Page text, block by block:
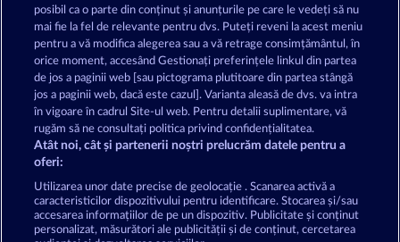
Termeni și condiții
Declarație de confidențialitate
Asistență tehnică Firmă
Trimite Cererea de Retragere
posibil ca o parte din conținut și anunțurile pe care le vedeți să nu
mai fie la fel de relevante pentru dvs. Puteți reveni la acest meniu
pentru a vă modifica alegerea sau a vă retrage consimțământul, în
orice moment, accesând Gestionați preferințele linkul din partea
de jos a paginii web [sau pictograma plutitoare din partea stângă
jos a paginii web, dacă este cazul]. Varianta aleasă de dvs. va intra
în vigoare în cadrul Site-ul web. Pentru detalii suplimentare, vă
rugăm să ne consultați politica privind confidențialitatea.
Atât noi, cât și partenerii noștri prelucrăm datele pentru a
oferi:
Utilizarea unor date precise de geolocație . Scanarea activă a
caracteristicilor dispozitivului pentru identificare. Stocarea și/sau
accesarea informațiilor de pe un dispozitiv. Publicitate și conținut
personalizat, măsurători ale publicității și de conținut, cercetarea